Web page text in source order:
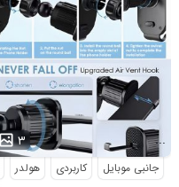
۳ ...
جانبی موبایل کاربردی هولدر